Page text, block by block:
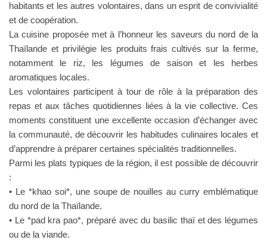
habitants et les autres volontaires, dans un esprit de convivialité
et de coopération.
La cuisine proposée met à l’honneur les saveurs du nord de la
Thaïlande et privilégie les produits frais cultivés sur la ferme,
notamment le riz, les légumes de saison et les herbes
aromatiques locales.
Les volontaires participent à tour de rôle à la préparation des
repas et aux tâches quotidiennes liées à la vie collective. Ces
moments constituent une excellente occasion d’échanger avec
la communauté, de découvrir les habitudes culinaires locales et
d’apprendre à préparer certaines spécialités traditionnelles.
Parmi les plats typiques de la région, il est possible de découvrir
:
• Le *khao soi*, une soupe de nouilles au curry emblématique
du nord de la Thaïlande.
• Le *pad kra pao*, préparé avec du basilic thaï et des légumes
ou de la viande.